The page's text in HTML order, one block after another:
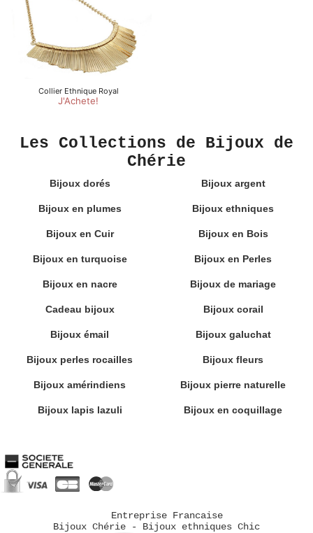
Les Collections de Bijoux de
Chérie
Bijoux dorés Bijoux argent
Bijoux en plumes Bijoux ethniques
Bijoux en Cuir Bijoux en Bois
Bijoux en turquoise Bijoux en Perles
Bijoux en nacre Bijoux de mariage
Cadeau bijoux Bijoux corail
Bijoux émail Bijoux galuchat
Bijoux perles rocailles Bijoux fleurs
Bijoux amérindiens Bijoux pierre naturelle
Bijoux lapis lazuli Bijoux en coquillage
Entreprise Francaise
Bijoux Chérie - Bijoux ethniques Chic